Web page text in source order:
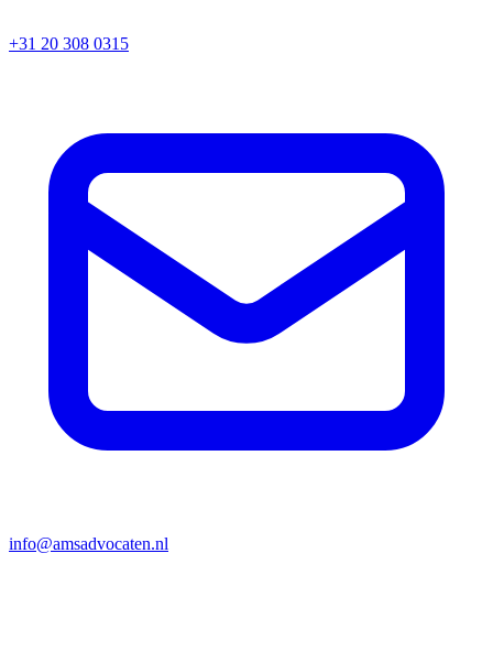
+31 20 308 0315
info@amsadvocaten.nl